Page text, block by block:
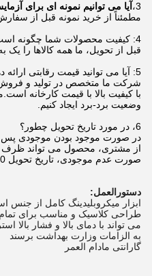
3، آیا می توانیم نمونه ای برای
مطمئناً از خرید نمونه قبل از
4: کیفیت محصولات شما چگونه است؟
قبل از تحویل، ما همه کالاها را
5: آیا می توانید قیمت رقابتی ارائه دهید؟
شرکت ما متخصص در تولید و
با کیفیت بالا با قیمت کارخانه
وضعیت برد-برد ایجاد کنیم.
6، در مورد تاریخ تحویل چطور؟
از مشتری، محصول می تواند ظرف
صورت عدم موجودی، تاریخ تحویل 30 تا 40 روز خواهد بود.
دستورالعمل:
ابزار میکروبلیدینگ کامل از جنس
طراحی کلاسیک و مناسب برای تمام
می تواند با دمای بالا و فشار بالا
به الزامات وزارت بهداشت برسند
گارانتی مادام العمر